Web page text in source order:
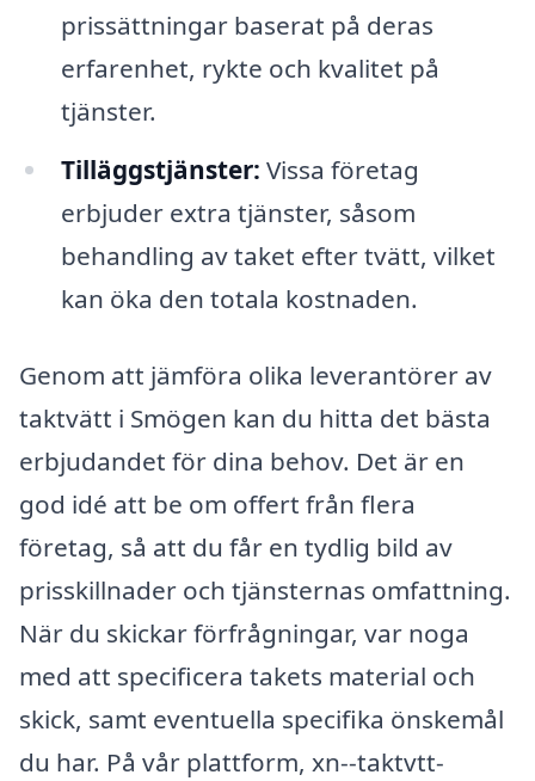
prissättningar baserat på deras
erfarenhet, rykte och kvalitet på
tjänster.
Tilläggstjänster: Vissa företag
erbjuder extra tjänster, såsom
behandling av taket efter tvätt, vilket
kan öka den totala kostnaden.
Genom att jämföra olika leverantörer av
taktvätt i Smögen kan du hitta det bästa
erbjudandet för dina behov. Det är en
god idé att be om offert från flera
företag, så att du får en tydlig bild av
prisskillnader och tjänsternas omfattning.
När du skickar förfrågningar, var noga
med att specificera takets material och
skick, samt eventuella specifika önskemål
du har. På vår plattform, xn--taktvtt-